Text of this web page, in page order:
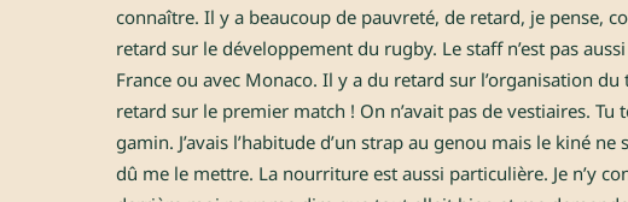
connaître. Il y a beaucoup de pauvreté, de retard, je pense,
retard sur le développement du rugby. Le staff n’est pas
France ou avec Monaco. Il y a du retard sur l’organisation
retard sur le premier match ! On n’avait pas de vestiaires.
gamin. J’avais l’habitude d’un strap au genou mais le kiné
dû me le mettre. La nourriture est aussi particulière. Je n’y